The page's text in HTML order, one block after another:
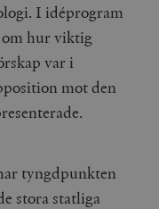
I idéprogram
om hur viktig
var i
mot den
tyngdpunkten
stora statliga